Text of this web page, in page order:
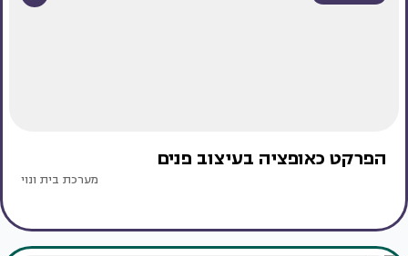
הפרקט כאופציה בעיצוב פנים
מערכת בית ונוי